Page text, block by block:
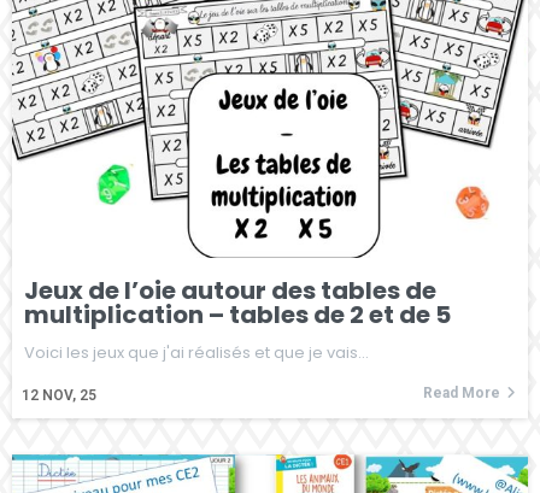
Jeux de l’oie autour des tables de
multiplication – tables de 2 et de 5
12 NOV, 25
Voici les jeux que j'ai réalisés et que je vais…
Read More